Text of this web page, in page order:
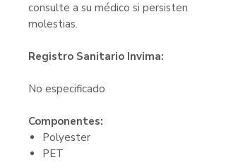
consulte a su médico si persisten
molestias.
Registro Sanitario Invima:
No especificado
Componentes:
Polyester
PET